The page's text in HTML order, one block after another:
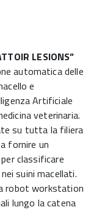
LESIONS”
automatica delle
e
Artificiale
veterinaria.
su tutta la filiera
fornire un
classificare
suini macellati.
robot workstation
lungo la catena